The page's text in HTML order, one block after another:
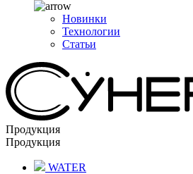
Новинки
Технологии
Статьи
Продукция
Продукция
WATER